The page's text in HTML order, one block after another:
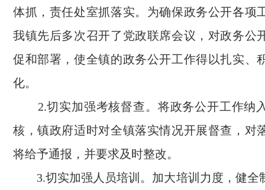
体抓，责任处室抓落实。 为确保政务公开各项
我镇先后多次召开了党政联席会议，对政务公
促和部署，使全镇的政务公开工作得以扎实、
化。
2.切实加强考核督查。将政务公开工作纳
核，镇政府适时对全镇落实情况开展督查，对
将给予通报，并要求及时整改。
3.切实加强人员培训。加大培训力度，健全